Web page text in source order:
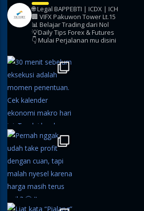
🌐 Legal BAPPEBTI | ICDX | ICH
🏢 VIFX Pakuwon Tower Lt.15
📊 Belajar Trading dari Nol
💡Daily Tips Forex & Futures
👇 Mulai Perjalanan mu disini